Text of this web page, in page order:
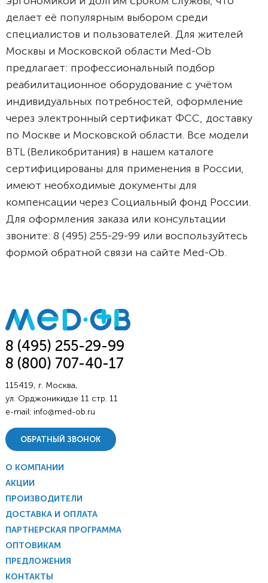
делает её популярным выбором среди
специалистов и пользователей. Для жителей
Москвы и Московской области Med-Ob
предлагает: профессиональный подбор
реабилитационное оборудование с учётом
индивидуальных потребностей, оформление
через электронный сертификат ФСС, доставку
по Москве и Московской области. Все модели
BTL (Великобритания) в нашем каталоге
сертифицированы для применения в России,
имеют необходимые документы для
компенсации через Социальный фонд России.
Для оформления заказа или консультации
звоните: 8 (495) 255-29-99 или воспользуйтесь
формой обратной связи на сайте Med-Ob.
8 (495) 255-29-99
8 (800) 707-40-17
115419, г. Москва,
ул. Орджоникидзе 11 стр. 11
e-mail: info@med-ob.ru
ОБРАТНЫЙ ЗВОНОК
О КОМПАНИИ
АКЦИИ
ПРОИЗВОДИТЕЛИ
ДОСТАВКА И ОПЛАТА
ПАРТНЕРСКАЯ ПРОГРАММА
ОПТОВИКАМ
ПРЕДЛОЖЕНИЯ
КОНТАКТЫ